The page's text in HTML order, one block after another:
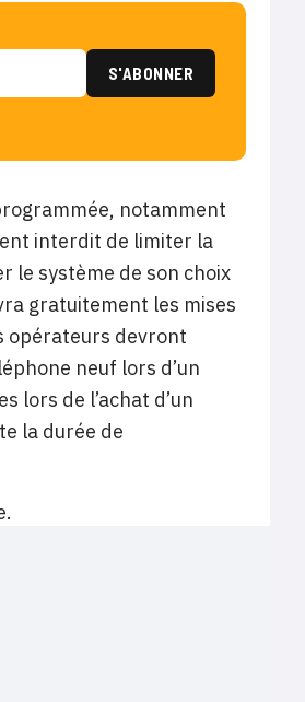
notamment
interdit de limiter la
le système de son choix
gratuitement les mises
opérateurs devront
neuf lors d’un
lors de l’achat d’un
la durée de